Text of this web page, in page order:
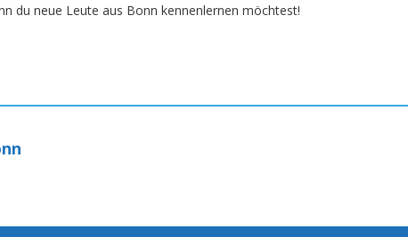
du neue Leute aus Bonn kennenlernen möchtest!